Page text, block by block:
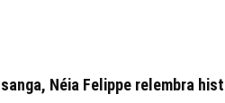
Néia Felippe relembra